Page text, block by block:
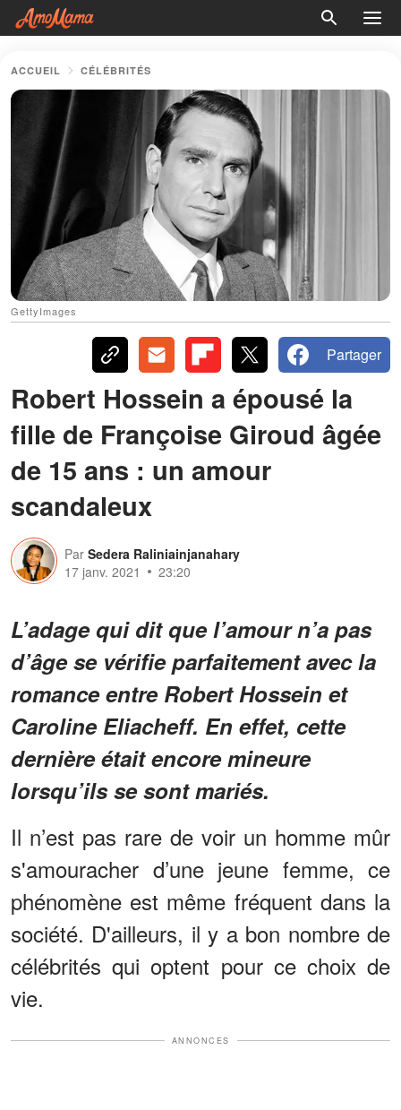
ACCUEIL CÉLÉBRITÉS
GettyImages
Partager
Robert Hossein a épousé la
fille de Françoise Giroud âgée
de 15 ans : un amour
scandaleux
Par Sedera Raliniainjanahary
17 janv. 2021
23:20
L’adage qui dit que l’amour n’a pas
d’âge se vérifie parfaitement avec la
romance entre Robert Hossein et
Caroline Eliacheff. En effet, cette
dernière était encore mineure
lorsqu’ils se sont mariés.
Il n’est pas rare de voir un homme mûr
s'amouracher d’une jeune femme, ce
phénomène est même fréquent dans la
société. D'ailleurs, il y a bon nombre de
célébrités qui optent pour ce choix de
vie.
ANNONCES